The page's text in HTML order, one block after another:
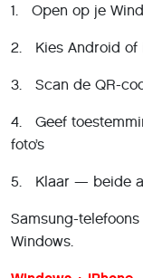
1. Open op je
2. Kies Android of
3. Scan de QR-
4. Geef
foto’s
5. Klaar — beide
Samsung-
Windows.